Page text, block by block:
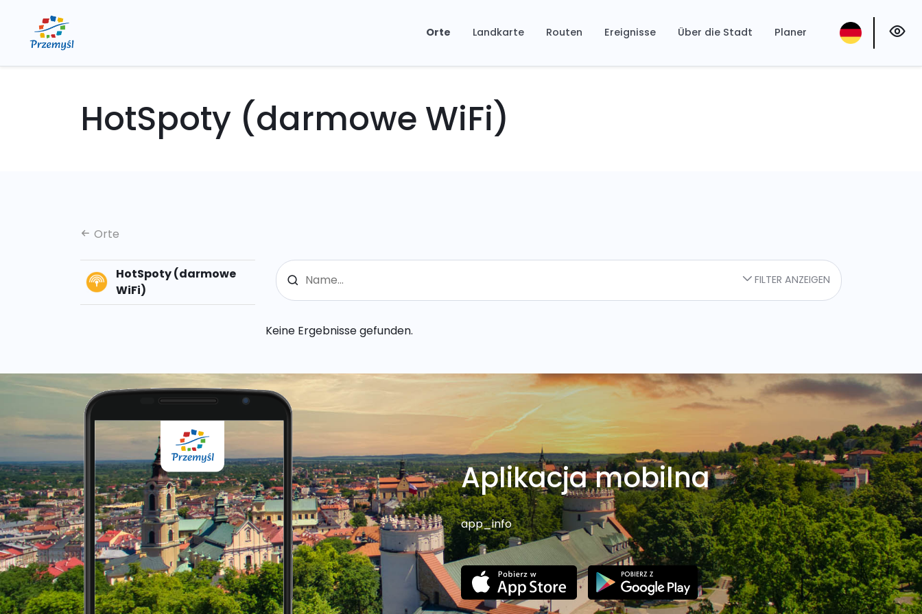
Orte Landkarte Routen Ereignisse Über die Stadt Planer
HotSpoty (darmowe WiFi)
Orte
FILTER ANZEIGEN
Keine Ergebnisse gefunden.
HotSpoty (darmowe
WiFi)
Aplikacja mobilna
app_info